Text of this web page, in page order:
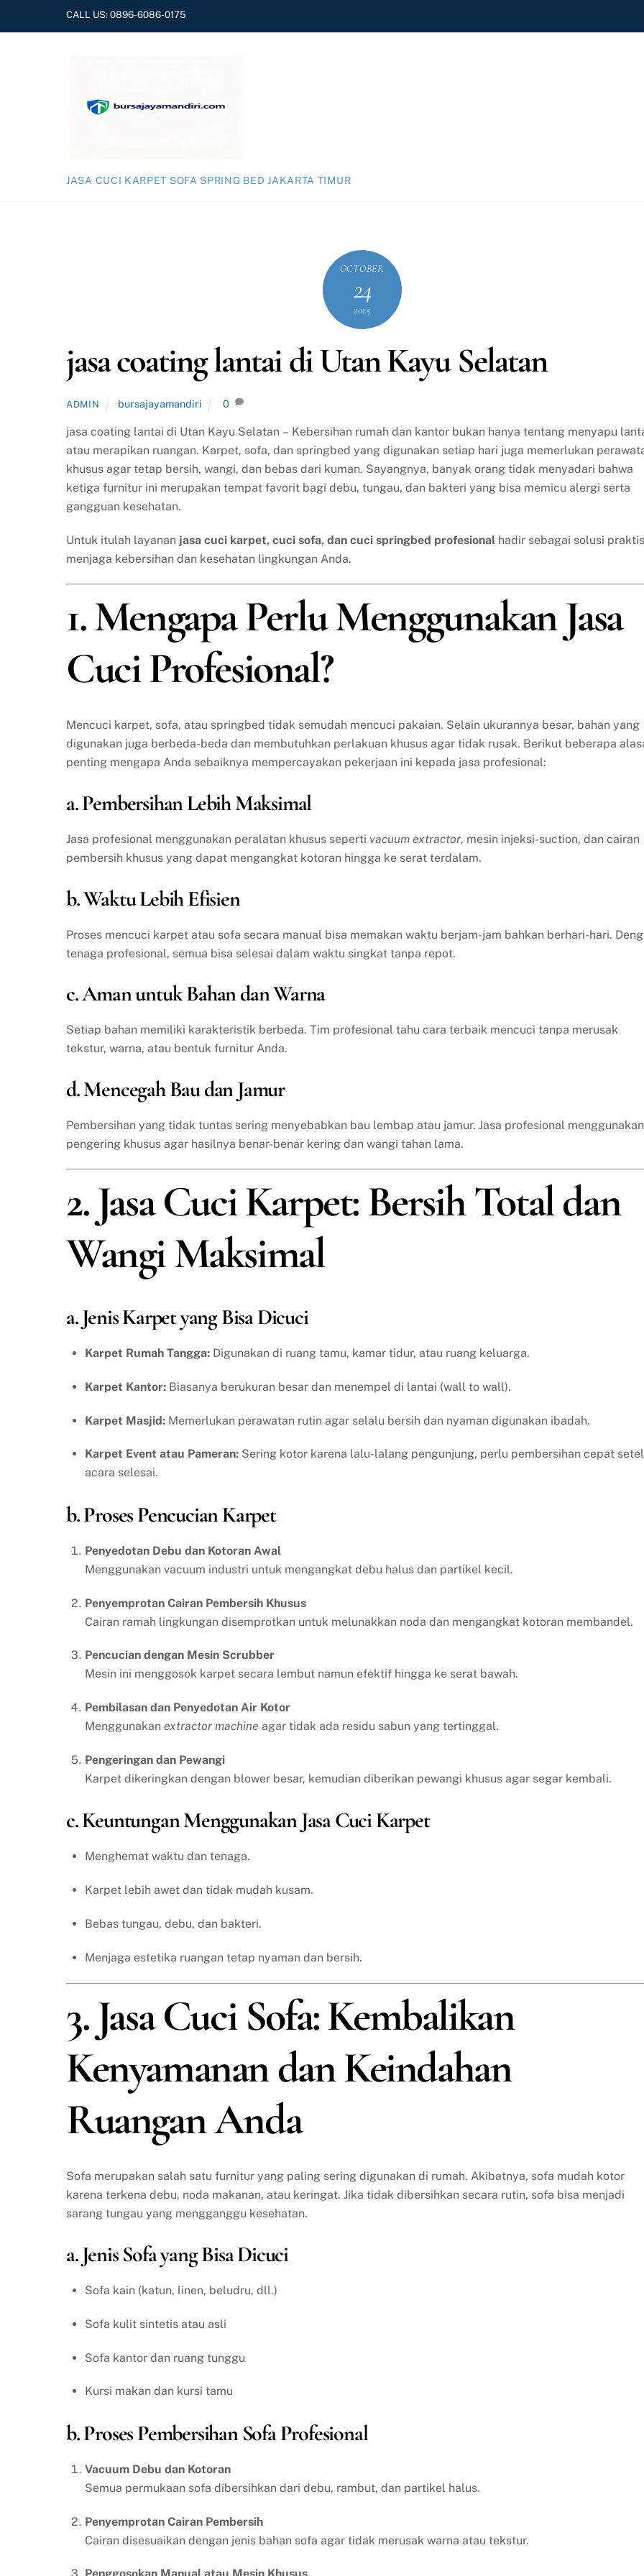
CALL US:0896-6086-0175
JASA CUCI KARPET SOFA SPRING BED JAKARTA TIMUR
OCTOBER
24
2025
jasa coating lantai di Utan Kayu Selatan
ADMIN bursajayamandiri 0
jasa coating lantai di Utan Kayu Selatan – Kebersihan rumah dan kantor bukan hanya tentang menyapu
atau merapikan ruangan. Karpet, sofa, dan springbed yang digunakan setiap hari juga memerlukan
khusus agar tetap bersih, wangi, dan bebas dari kuman. Sayangnya, banyak orang tidak menyadari bahwa
ketiga furnitur ini merupakan tempat favorit bagi debu, tungau, dan bakteri yang bisa memicu alergi serta
gangguan kesehatan.
Untuk itulah layanan jasa cuci karpet, cuci sofa, dan cuci springbed profesional hadir sebagai solusi praktis
menjaga kebersihan dan kesehatan lingkungan Anda.
1. Mengapa Perlu Menggunakan Jasa
Cuci Profesional?
Mencuci karpet, sofa, atau springbed tidak semudah mencuci pakaian. Selain ukurannya besar, bahan yang
digunakan juga berbeda-beda dan membutuhkan perlakuan khusus agar tidak rusak. Berikut beberapa
penting mengapa Anda sebaiknya mempercayakan pekerjaan ini kepada jasa profesional:
a. Pembersihan Lebih Maksimal
Jasa profesional menggunakan peralatan khusus seperti vacuum extractor, mesin injeksi-suction, dan cairan
pembersih khusus yang dapat mengangkat kotoran hingga ke serat terdalam.
b. Waktu Lebih Efisien
Proses mencuci karpet atau sofa secara manual bisa memakan waktu berjam-jam bahkan berhari-hari.
tenaga profesional, semua bisa selesai dalam waktu singkat tanpa repot.
c. Aman untuk Bahan dan Warna
Setiap bahan memiliki karakteristik berbeda. Tim profesional tahu cara terbaik mencuci tanpa merusak
tekstur, warna, atau bentuk furnitur Anda.
d. Mencegah Bau dan Jamur
Pembersihan yang tidak tuntas sering menyebabkan bau lembap atau jamur. Jasa profesional menggunakan
pengering khusus agar hasilnya benar-benar kering dan wangi tahan lama.
2. Jasa Cuci Karpet: Bersih Total dan
Wangi Maksimal
a. Jenis Karpet yang Bisa Dicuci
Karpet Rumah Tangga:Digunakan di ruang tamu, kamar tidur, atau ruang keluarga.
Karpet Kantor:Biasanya berukuran besar dan menempel di lantai (wall to wall).
Karpet Masjid:Memerlukan perawatan rutin agar selalu bersih dan nyaman digunakan ibadah.
Karpet Event atau Pameran:Sering kotor karena lalu-lalang pengunjung, perlu pembersihan cepat
acara selesai.
b. Proses Pencucian Karpet
Penyedotan Debu dan Kotoran Awal
Menggunakan vacuum industri untuk mengangkat debu halus dan partikel kecil.
Penyemprotan Cairan Pembersih Khusus
Cairan ramah lingkungan disemprotkan untuk melunakkan noda dan mengangkat kotoran membandel.
Pencucian dengan Mesin Scrubber
Mesin ini menggosok karpet secara lembut namun efektif hingga ke serat bawah.
Pembilasan dan Penyedotan Air Kotor
Menggunakan extractor machine agar tidak ada residu sabun yang tertinggal.
Pengeringan dan Pewangi
Karpet dikeringkan dengan blower besar, kemudian diberikan pewangi khusus agar segar kembali.
c. Keuntungan Menggunakan Jasa Cuci Karpet
Menghemat waktu dan tenaga.
Karpet lebih awet dan tidak mudah kusam.
Bebas tungau, debu, dan bakteri.
Menjaga estetika ruangan tetap nyaman dan bersih.
3. Jasa Cuci Sofa: Kembalikan
Kenyamanan dan Keindahan
Ruangan Anda
Sofa merupakan salah satu furnitur yang paling sering digunakan di rumah. Akibatnya, sofa mudah kotor
karena terkena debu, noda makanan, atau keringat. Jika tidak dibersihkan secara rutin, sofa bisa menjadi
sarang tungau yang mengganggu kesehatan.
a. Jenis Sofa yang Bisa Dicuci
Sofa kain (katun, linen, beludru, dll.)
Sofa kulit sintetis atau asli
Sofa kantor dan ruang tunggu
Kursi makan dan kursi tamu
b. Proses Pembersihan Sofa Profesional
Vacuum Debu dan Kotoran
Semua permukaan sofa dibersihkan dari debu, rambut, dan partikel halus.
Penyemprotan Cairan Pembersih
Cairan disesuaikan dengan jenis bahan sofa agar tidak merusak warna atau tekstur.